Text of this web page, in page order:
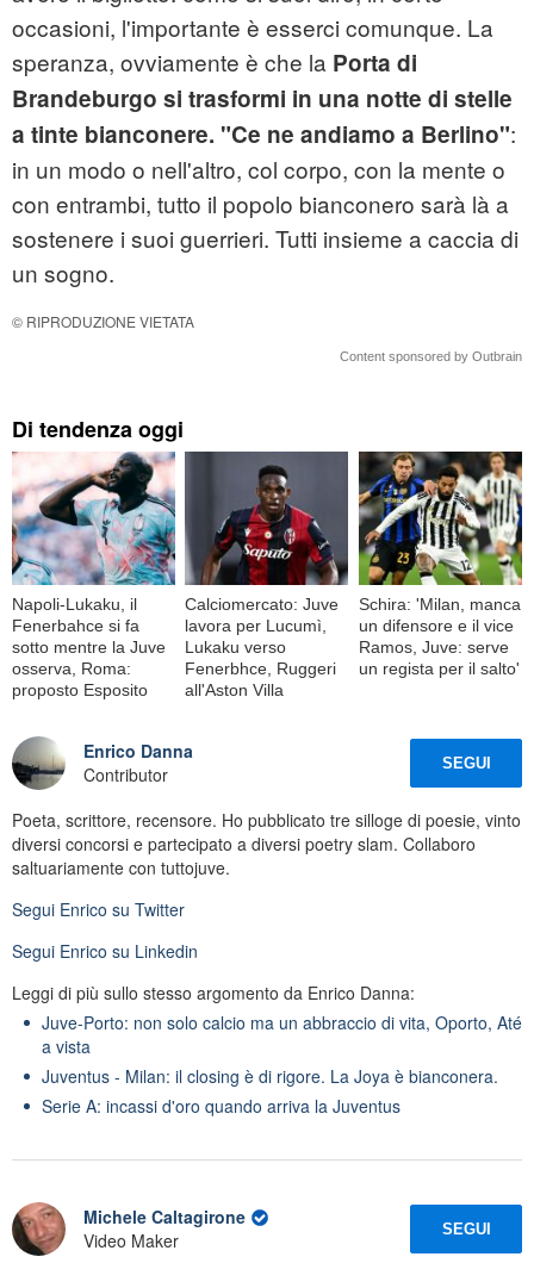
occasioni, l'importante è esserci comunque. La
speranza, ovviamente è che la Porta di
Brandeburgo si trasformi in una notte di stelle
a tinte bianconere. "Ce ne andiamo a Berlino":
in un modo o nell'altro, col corpo, con la mente o
con entrambi, tutto il popolo bianconero sarà là a
sostenere i suoi guerrieri. Tutti insieme a caccia di
un sogno.
© RIPRODUZIONE VIETATA
Content sponsored by Outbrain
Di tendenza oggi
Napoli-Lukaku, il
Fenerbahce si fa
sotto mentre la Juve
osserva, Roma:
proposto Esposito
Calciomercato: Juve
lavora per Lucumì,
Lukaku verso
Fenerbhce, Ruggeri
all'Aston Villa
Schira: 'Milan, manca
un difensore e il vice
Ramos, Juve: serve
un regista per il salto'
Enrico Danna
Contributor
SEGUI
Poeta, scrittore, recensore. Ho pubblicato tre silloge di poesie, vinto
diversi concorsi e partecipato a diversi poetry slam. Collaboro
saltuariamente con tuttojuve.
Segui Enrico su Twitter
Segui Enrico su Linkedin
Leggi di più sullo stesso argomento da Enrico Danna:
Juve-Porto: non solo calcio ma un abbraccio di vita, Oporto, Até
a vista
Juventus - Milan: il closing è di rigore. La Joya è bianconera.
Serie A: incassi d'oro quando arriva la Juventus
Michele Caltagirone
Video Maker
SEGUI